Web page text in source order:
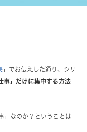
」でお伝えした通り、シリ
事」だけに集中する方法
」なのか？ということは